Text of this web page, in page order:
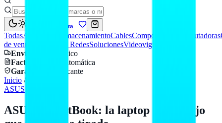
Mi cuenta
TodasAccesorios AlmacenamientoCablesComponentes Computadoras
de venta
Seguridad y RedesSolucionesVideovigilancia
Envío
a todo México
Factura CFDI
automática
Garantía
de fabricante
Inicio /
ASUS
ASUS ExpertBook: la laptop de trabajo